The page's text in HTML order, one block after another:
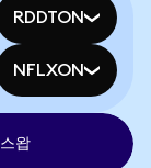
RDDTON
NFLXON
왑